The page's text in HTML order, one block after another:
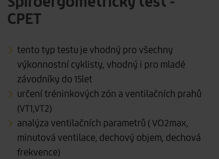
CPET
tento typ testu je vhodný pro všechny
výkonnostní cyklisty, vhodný i pro mladé
závodníky do 15let
určení tréninkových zón a ventilačních prahů
(VT1,VT2)
analýza ventilačních parametrů ( VO2max,
minutová ventilace, dechový objem, dechová
frekvence)